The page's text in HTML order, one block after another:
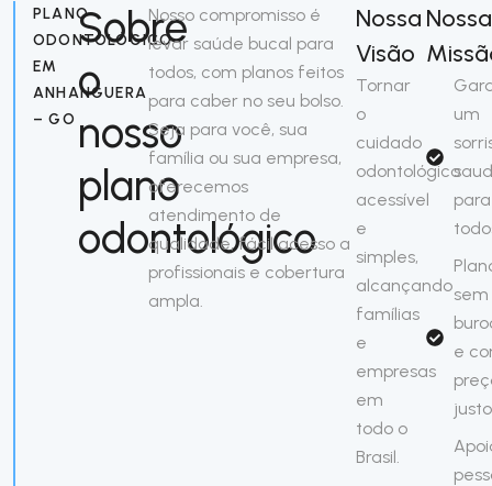
PLANO
ODONTOLÓGICO
EM
ANHANGUERA
– GO
Sobre
o
nosso
plano
odontológico
Nosso compromisso é
levar saúde bucal para
todos, com planos feitos
para caber no seu bolso.
Seja para você, sua
família ou sua empresa,
oferecemos
atendimento de
qualidade, fácil acesso a
profissionais e cobertura
ampla.
Nossa
Visão
Tornar
o
cuidado
odontológico
acessível
e
simples,
alcançando
famílias
e
empresas
em
todo o
Brasil.
Nossa
um
para
sem
e
justo